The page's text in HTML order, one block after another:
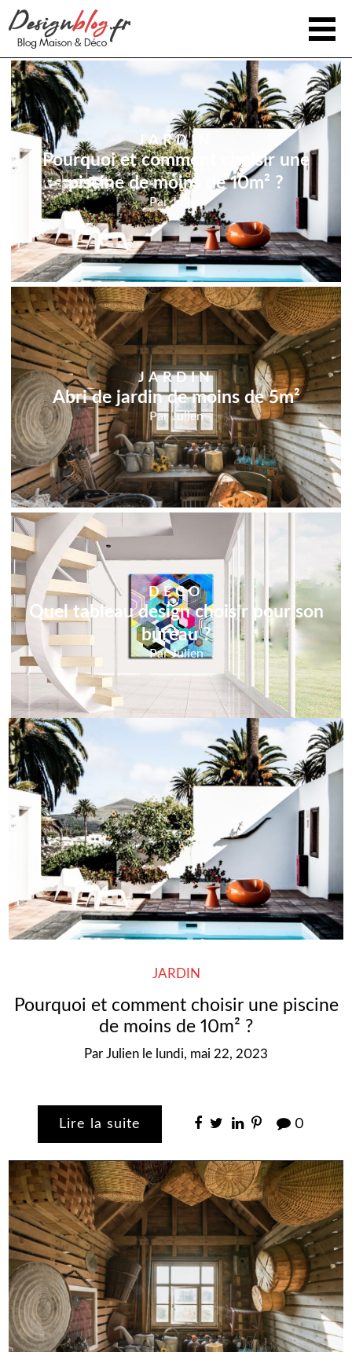
JARDIN
Pourquoi et comment choisir une
piscine de moins de 10m² ?
ParJulien
JARDIN
Abri de jardin de moins de 5m²
ParJulien
DÉCO
Quel tableau design choisir pour son
bureau ?
ParJulien
JARDIN
Pourquoi et comment choisir une piscine
de moins de 10m² ?
Par Julien le lundi, mai 22, 2023
Lire la suite 0